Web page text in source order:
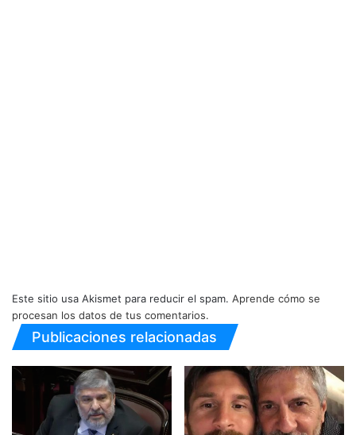
Este sitio usa Akismet para reducir el spam. Aprende cómo se
procesan los datos de tus comentarios.
Publicaciones relacionadas